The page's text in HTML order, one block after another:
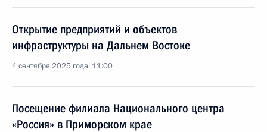
Открытие предприятий и объектов
инфраструктуры на Дальнем Востоке
4 сентября 2025 года, 11:00
Посещение филиала Национального центра
«Россия» в Приморском крае